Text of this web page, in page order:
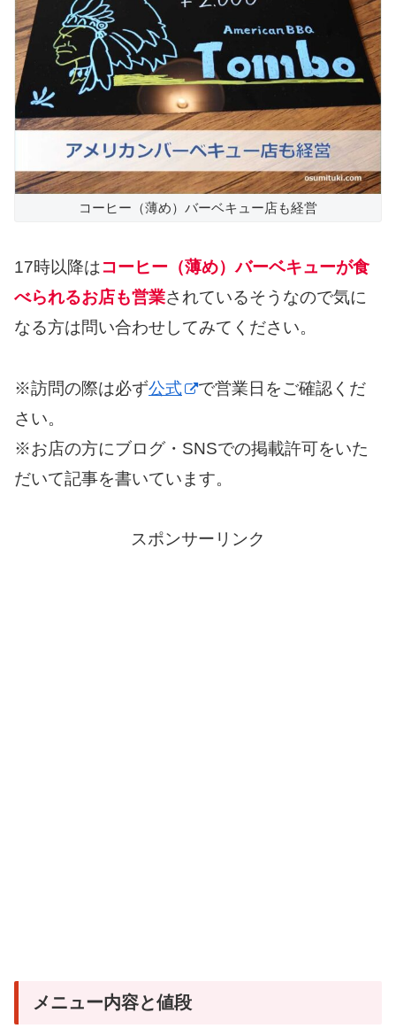
コーヒー（薄め）バーベキュー店も経営
17時以降はコーヒー（薄め）バーベキューが食
べられるお店も営業されているそうなので気に
なる方は問い合わせしてみてください。
※訪問の際は必ず公式
で営業日をご確認くだ
さい。
※お店の方にブログ・SNSでの掲載許可をいた
だいて記事を書いています。
スポンサーリンク
メニュー内容と値段